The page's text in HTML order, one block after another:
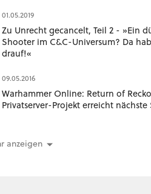
01.05.2019
Zu Unrecht gecancelt, Teil 2 - »Ein
Shooter im C&C-Universum? Da
drauf!«
09.05.2016
Warhammer Online: Return of
Privatserver-Projekt erreicht nächste
anzeigen